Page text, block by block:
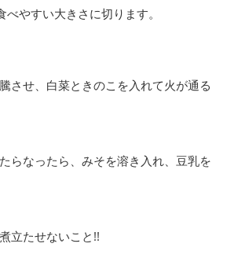
やすい大きさに切ります。
させ、白菜ときのこを入れて火が通る
らなったら、みそを溶き入れ、豆乳を
立たせないこと!!